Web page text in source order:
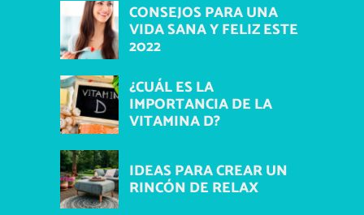
CONSEJOS PARA UNA
VIDA SANA Y FELIZ ESTE
2022
¿CUÁL ES LA
IMPORTANCIA DE LA
VITAMINA D?
IDEAS PARA CREAR UN
RINCÓN DE RELAX